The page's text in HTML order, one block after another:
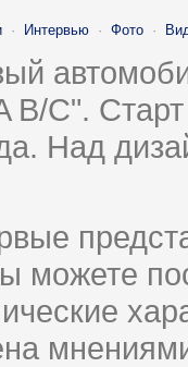
· Интервью · Фото ·
C".
Над
можете